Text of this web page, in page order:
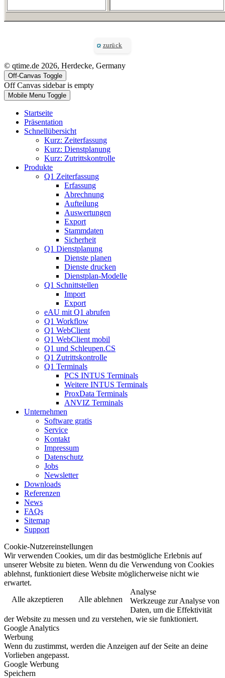
zurück
© qtime.de 2026, Herdecke, Germany
Off-Canvas Toggle
Off Canvas sidebar is empty
Mobile Menu Toggle
Startseite
Präsentation
Schnellübersicht
Kurz: Zeiterfassung
Kurz: Dienstplanung
Kurz: Zutrittskontrolle
Produkte
Q1 Zeiterfassung
Erfassung
Abrechnung
Aufteilung
Auswertungen
Export
Stammdaten
Sicherheit
Q1 Dienstplanung
Dienste planen
Dienste drucken
Dienstplan-Modelle
Q1 Schnittstellen
Import
Export
eAU mit Q1 abrufen
Q1 Workflow
Q1 WebClient
Q1 WebClient mobil
Q1 und Schleupen.CS
Q1 Zutrittskontrolle
Q1 Terminals
PCS INTUS Terminals
Weitere INTUS Terminals
ProxData Terminals
ANVIZ Terminals
Unternehmen
Software gratis
Service
Kontakt
Impressum
Datenschutz
Jobs
Newsletter
Downloads
Referenzen
News
FAQs
Sitemap
Support
Cookie-Nutzereinstellungen
Wir verwenden Cookies, um dir das bestmögliche Erlebnis auf
unserer Website zu bieten. Wenn du die Verwendung von Cookies
ablehnst, funktioniert diese Website möglicherweise nicht wie
erwartet.
Alle akzeptieren
Alle ablehnen
Analyse
Werkzeuge zur Analyse von
Daten, um die Effektivität
der Website zu messen und zu verstehen, wie sie funktioniert.
Google Analytics
Werbung
Wenn du zustimmst, werden die Anzeigen auf der Seite an deine
Vorlieben angepasst.
Google Werbung
Speichern